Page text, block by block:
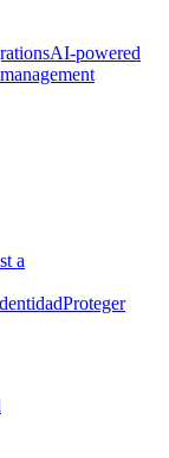
AI-powered
a
Proteger